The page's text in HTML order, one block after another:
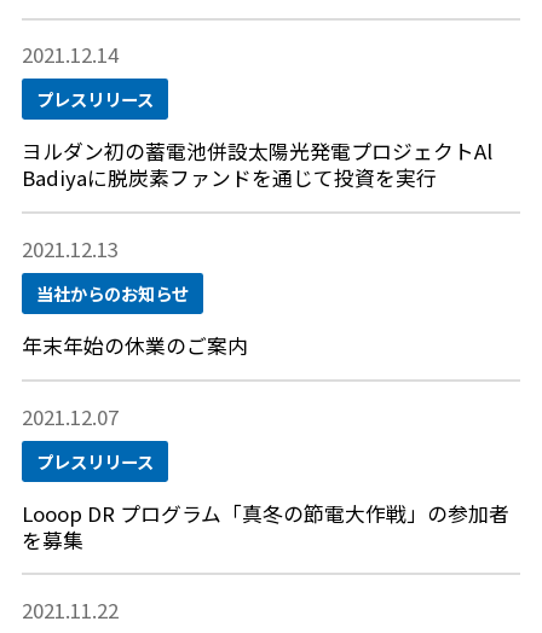
2021.12.14
プレスリリース
ヨルダン初の蓄電池併設太陽光発電プロジェクトAl
Badiyaに脱炭素ファンドを通じて投資を実行
2021.12.13
当社からのお知らせ
年末年始の休業のご案内
2021.12.07
プレスリリース
Looop DR プログラム「真冬の節電大作戦」の参加者
を募集
2021.11.22